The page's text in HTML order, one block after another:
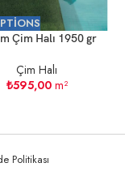
Çim Halı 1950 gr
Çim Halı
₺595,00m²
Politikası